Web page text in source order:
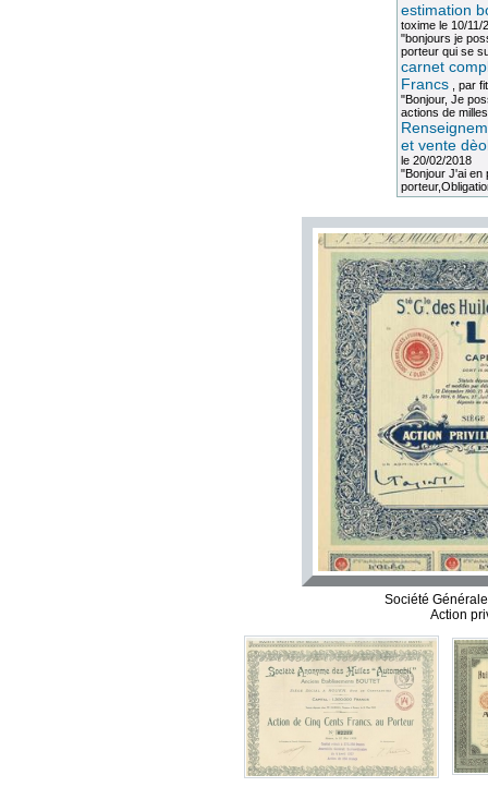
estimation
toximele 10/11/
"bonjours je
porteur qui se
carnet
Francs, par
"Bonjour, Je
actions de
et vente
le 20/02/2018
"Bonjour J'ai en
Société
Action